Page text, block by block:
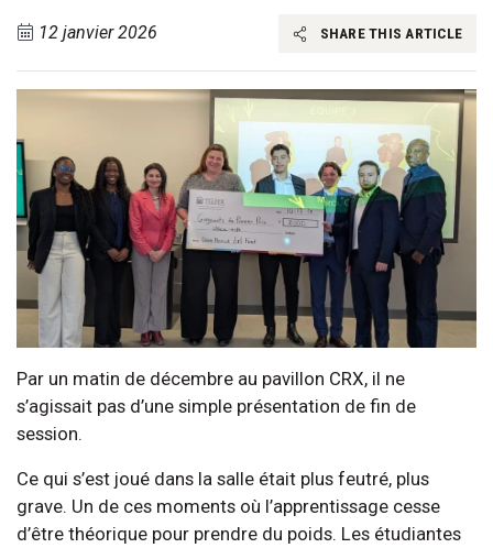
12 janvier 2026 SHARE THIS ARTICLE
Par un matin de décembre au pavillon CRX, il ne
s’agissait pas d’une simple présentation de fin de
session.
Ce qui s’est joué dans la salle était plus feutré, plus
grave. Un de ces moments où l’apprentissage cesse
d’être théorique pour prendre du poids. Les étudiantes